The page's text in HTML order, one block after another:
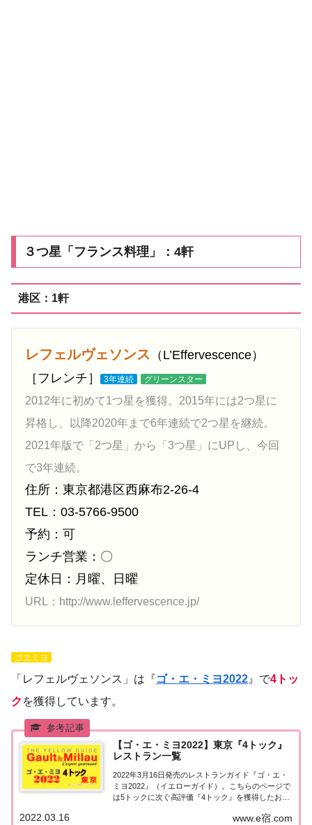
３つ星「フランス料理」：4軒
港区：1軒
レフェルヴェソンス （L’Effervescence）
［フレンチ］
3年連続 グリーンスター
2012年に初めて1つ星を獲得。2015年には2つ星に
昇格し、以降2020年まで6年連続で2つ星を継続。
2021年版で「2つ星」から「3つ星」にUPし、今回
で3年連続。
住所：東京都港区西麻布2-26-4
TEL：03-5766-9500
予約：可
ランチ営業：〇
定休日：月曜、日曜
URL：http://www.leffervescence.jp/
ゴエミヨ
「レフェルヴェソンス」は『ゴ・エ・ミヨ2022 』で4トッ
ク を獲得しています。
【ゴ・エ・ミヨ2022】東京『4トック』
レストラン一覧
2022年3月16日発売のレストランガイド『ゴ・エ・
ミヨ2022』（イエローガイド）。こちらのページで
は5トックに次ぐ高評価『4トック』を獲得したお店
ついて一覧にまとめました。ゴエミヨ2022『4トッ
www.e宿.com
2022.03.16